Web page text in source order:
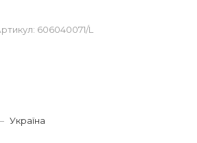
606040071/L
Україна